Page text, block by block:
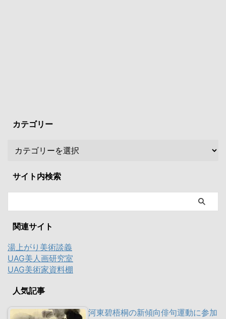
カテゴリー
サイト内検索
関連サイト
湯上がり美術談義
UAG美人画研究室
UAG美術家資料棚
人気記事
河東碧梧桐の新傾向俳句運動に参加